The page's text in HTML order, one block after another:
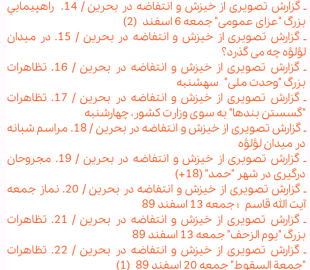
ـ گزارش تصویری از خیزش و انتفاضه در بحرین / 14. راهپيمايي
بزرگ "عزای عمومی" جمعه 6 اسفند (2)
ـ گزارش تصویری از خیزش و انتفاضه در بحرین / 15. در میدان
لؤلؤه چه می گذرد؟
ـ گزارش تصویری از خیزش و انتفاضه در بحرین / 16. تظاهرات
بزرگ "وحدت ملی" سه‏شنبه
ـ گزارش تصویری از خیزش و انتفاضه در بحرین / 17. تظاهرات
"گسستن بندها" به سوی وزارت کشور، چهارشنبه
ـ گزارش تصویری از خیزش و انتفاضه در بحرین / 18. مراسم شبانه
در میدان لؤلؤه
ـ گزارش تصویری از خیزش و انتفاضه در بحرین / 19. مجروحان
درگیری در شهر "حمد" (18+)
ـ گزارش تصویری از خیزش و انتفاضه در بحرین / 20. نماز جمعه
آیت الله قاسم ؛ جمعه 13 اسفند 89
ـ گزارش تصویری از خیزش و انتفاضه در بحرین / 21. تظاهرات
بزرگ "یوم الزحف" جمعه 13 اسفند 89
ـ گزارش تصویری از خیزش و انتفاضه در بحرین / 22. تظاهرات
"جمعة السقوط" جمعه 20 اسفند 89 (1)